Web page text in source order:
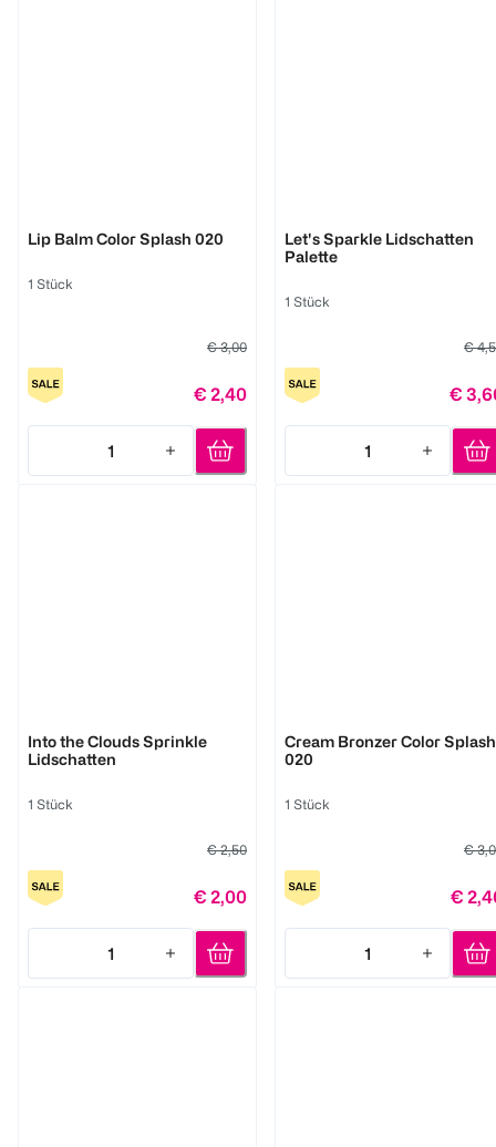
Lip Balm Color Splash 020
1 Stück
€ 3,00
€ 2,40
1
Quantity: 1
Let's Sparkle Lidschatten
Palette
1 Stück
€
€
1
Quantity: 1
Into the Clouds Sprinkle
Lidschatten
1 Stück
€ 2,50
€ 2,00
1
Quantity: 1
Cream Bronzer Color Splash
020
1 Stück
€
€
1
Quantity: 1